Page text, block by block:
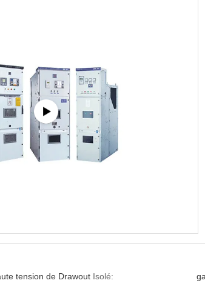
tension de Drawout Isolé: